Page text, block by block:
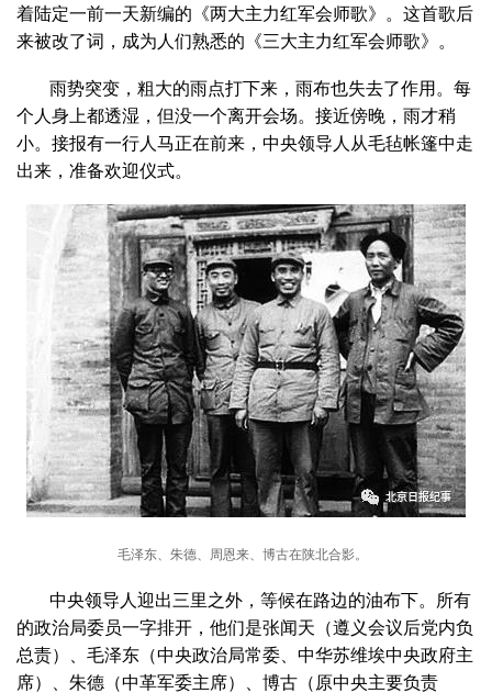
着陆定一前一天新编的《两大主力红军会师歌》。这首歌后
来被改了词，成为人们熟悉的《三大主力红军会师歌》。
雨势突变，粗大的雨点打下来，雨布也失去了作用。每
个人身上都透湿，但没一个离开会场。接近傍晚，雨才稍
小。接报有一行人马正在前来，中央领导人从毛毡帐篷中走
出来，准备欢迎仪式。
毛泽东、朱德、周恩来、博古在陕北合影。
中央领导人迎出三里之外，等候在路边的油布下。所有
的政治局委员一字排开，他们是张闻天（遵义会议后党内负
总责）、毛泽东（中央政治局常委、中华苏维埃中央政府主
席）、朱德（中革军委主席）、博古（原中央主要负责